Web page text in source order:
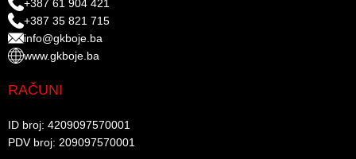
+387 61 904 421
+387 35 821 715
info@gkboje.ba
www.gkboje.ba
RAČUNI
ID broj: 4209097570001​
PDV broj: 209097570001 ​